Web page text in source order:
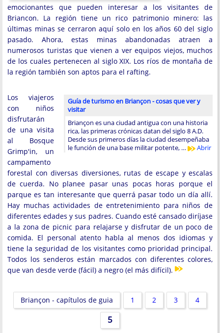
emocionantes que pueden interesar a los visitantes de
Briancon. La región tiene un rico patrimonio minero: las
últimas minas se cerraron aquí solo en los años 60 del siglo
pasado. Ahora, estas minas abandonadas atraen a
numerosos turistas que vienen a ver equipos viejos, muchos
de los cuales pertenecen al siglo XIX. Los ríos de montaña de
la región también son aptos para el rafting.
Guía de turismo en Briançon - cosas que ver y
visitar
Briançon es una ciudad antigua con una historia
rica, las primeras crónicas datan del siglo 8 A.D.
Desde sus primeros días la ciudad desempeñaba
le función de una base militar potente, …
Abrir
Los viajeros
con niños
disfrutarán
de una visita
al Bosque
Grimp'in, un
campamento
forestal con diversas diversiones, rutas de escape y escalas
de cuerda. No planee pasar unas pocas horas porque el
parque es tan interesante que querrá pasar todo un día allí.
Hay muchas actividades de entretenimiento para niños de
diferentes edades y sus padres. Cuando esté cansado diríjase
a la zona de picnic para relajarse y disfrutar de un poco de
comida. El personal atento habla al menos dos idiomas y
tiene la seguridad de los visitantes como prioridad principal.
Todos los senderos están marcados con diferentes colores,
que van desde verde (fácil) a negro (el más difícil).
Briançon - capítulos de guia 1 2 3 4
5